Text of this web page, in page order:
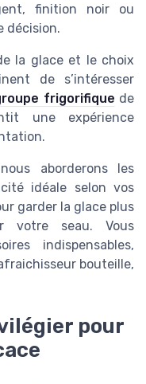
finition noir ou
décision.
la glace et le choix
de s’intéresser
frigorifique de
une expérience
aborderons les
idéale selon vos
garder la glace plus
votre seau. Vous
indispensables,
bouteille,
pour